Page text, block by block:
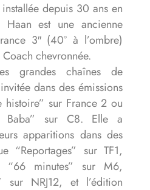
depuis 30 ans en
Haan est une ancienne
3″ (40° à l’ombre)
chevronnée.
grandes chaînes de
dans des émissions
histoire” sur France 2 ou
Baba” sur C8. Elle a
apparitions dans des
“Reportages” sur TF1,
“66 minutes” sur M6,
sur NRJ12, et l’édition